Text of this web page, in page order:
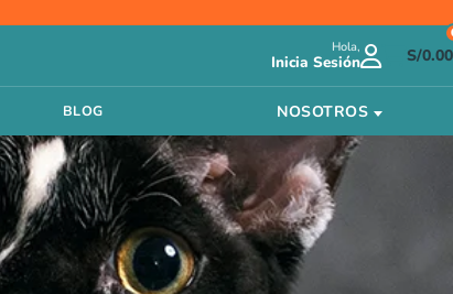
Hola,
Inicia Sesión S/0.00
BLOG NOSOTROS